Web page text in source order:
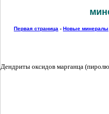
Первая страница - Новые минералы
Дендриты оксидов марганца